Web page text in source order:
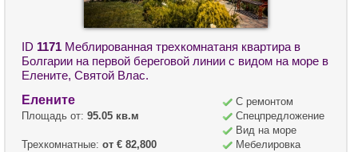
ID 1171 Меблированная трехкомнатаня квартира в
Болгарии на первой береговой линии с видом на море в
Елените, Святой Влас.
Елените
Площадь от: 95.05 кв.м
Трехкомнатные: от € 82,800
С ремонтом
Спецпредложение
Вид на море
Мебелировка